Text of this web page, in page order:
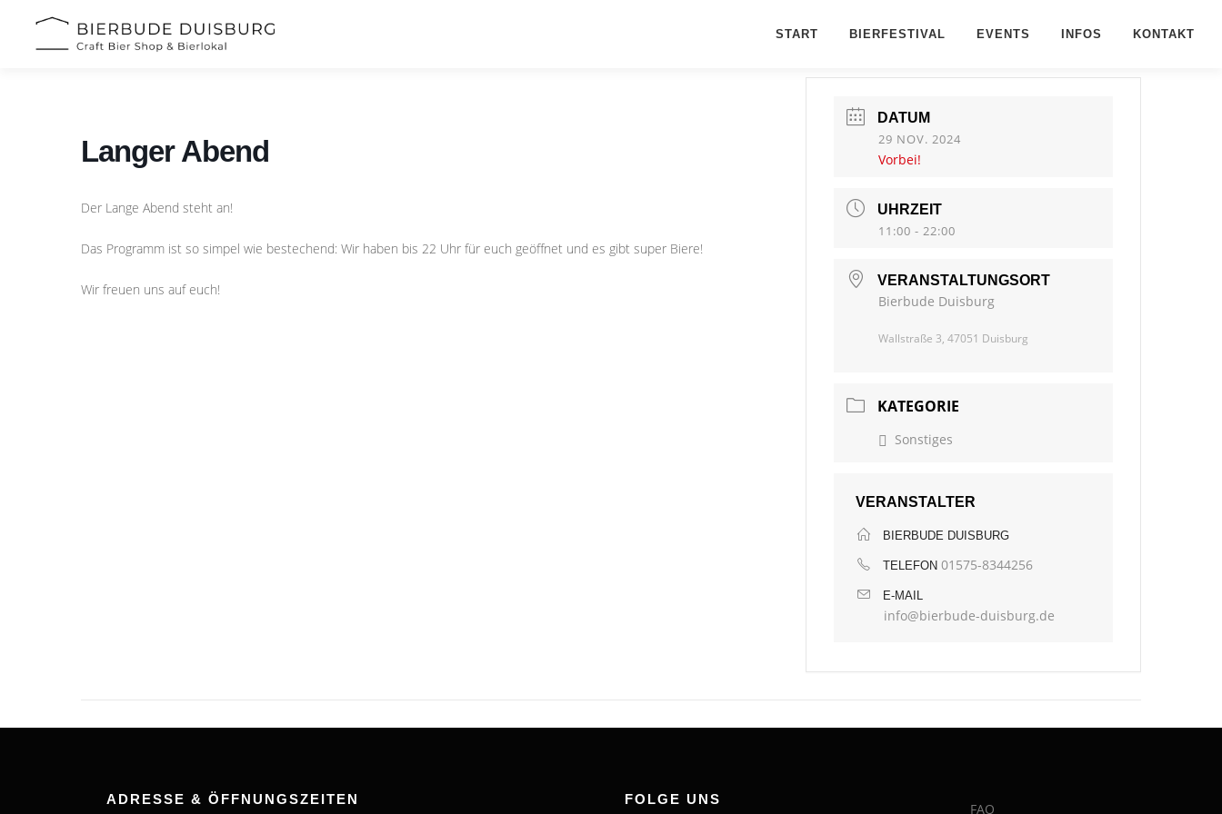
springen
START BIERFESTIVAL EVENTS INFOS KONTAKT
Langer Abend
Der Lange Abend steht an!
Das Programm ist so simpel wie bestechend: Wir haben bis 22 Uhr für euch geöffnet und es gibt super Biere!
Wir freuen uns auf euch!
DATUM
29 NOV. 2024
Vorbei!
UHRZEIT
11:00 - 22:00
VERANSTALTUNGSORT
Bierbude Duisburg
Wallstraße 3, 47051 Duisburg
KATEGORIE
Sonstiges
VERANSTALTER
BIERBUDE DUISBURG
TELEFON 01575-8344256
E-MAIL
info@bierbude-duisburg.de
ADRESSE & ÖFFNUNGSZEITEN FOLGE UNS
FAQ